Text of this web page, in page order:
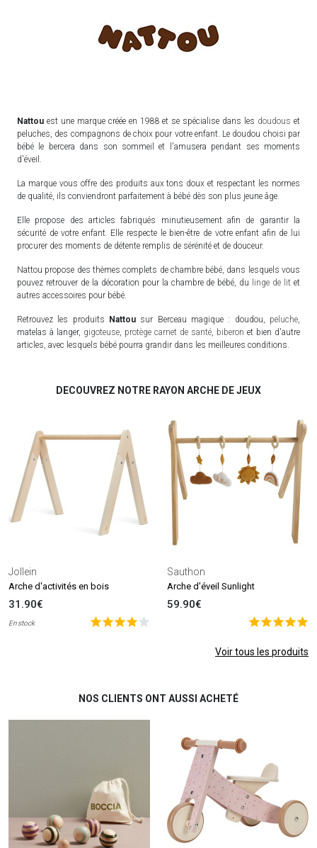
Nattou est une marque créée en 1988 et se spécialise dans les doudous et
peluches, des compagnons de choix pour votre enfant. Le doudou choisi par
bébé le bercera dans son sommeil et l'amusera pendant ses moments
d'éveil.
La marque vous offre des produits aux tons doux et respectant les normes
de qualité, ils conviendront parfaitement à bébé dès son plus jeune âge.
Elle propose des articles fabriqués minutieusement afin de garantir la
sécurité de votre enfant. Elle respecte le bien-être de votre enfant afin de lui
procurer des moments de détente remplis de sérénité et de douceur.
Nattou propose des thèmes complets de chambre bébé, dans lesquels vous
pouvez retrouver de la décoration pour la chambre de bébé, du
linge de lit et
autres accessoires pour bébé.
Retrouvez les produits Nattou sur Berceau magique : doudou, peluche,
matelas à langer, gigoteuse, protège carnet de santé, biberon et bien d'autre
articles, avec lesquels bébé pourra grandir dans les meilleures conditions.
DECOUVREZ NOTRE RAYON ARCHE DE JEUX
Jollein
Arche d'activités en bois
31.90€
En stock
Sauthon
Arche d'éveil Sunlight
59.90€
Voir tous les produits
NOS CLIENTS ONT AUSSI ACHETÉ